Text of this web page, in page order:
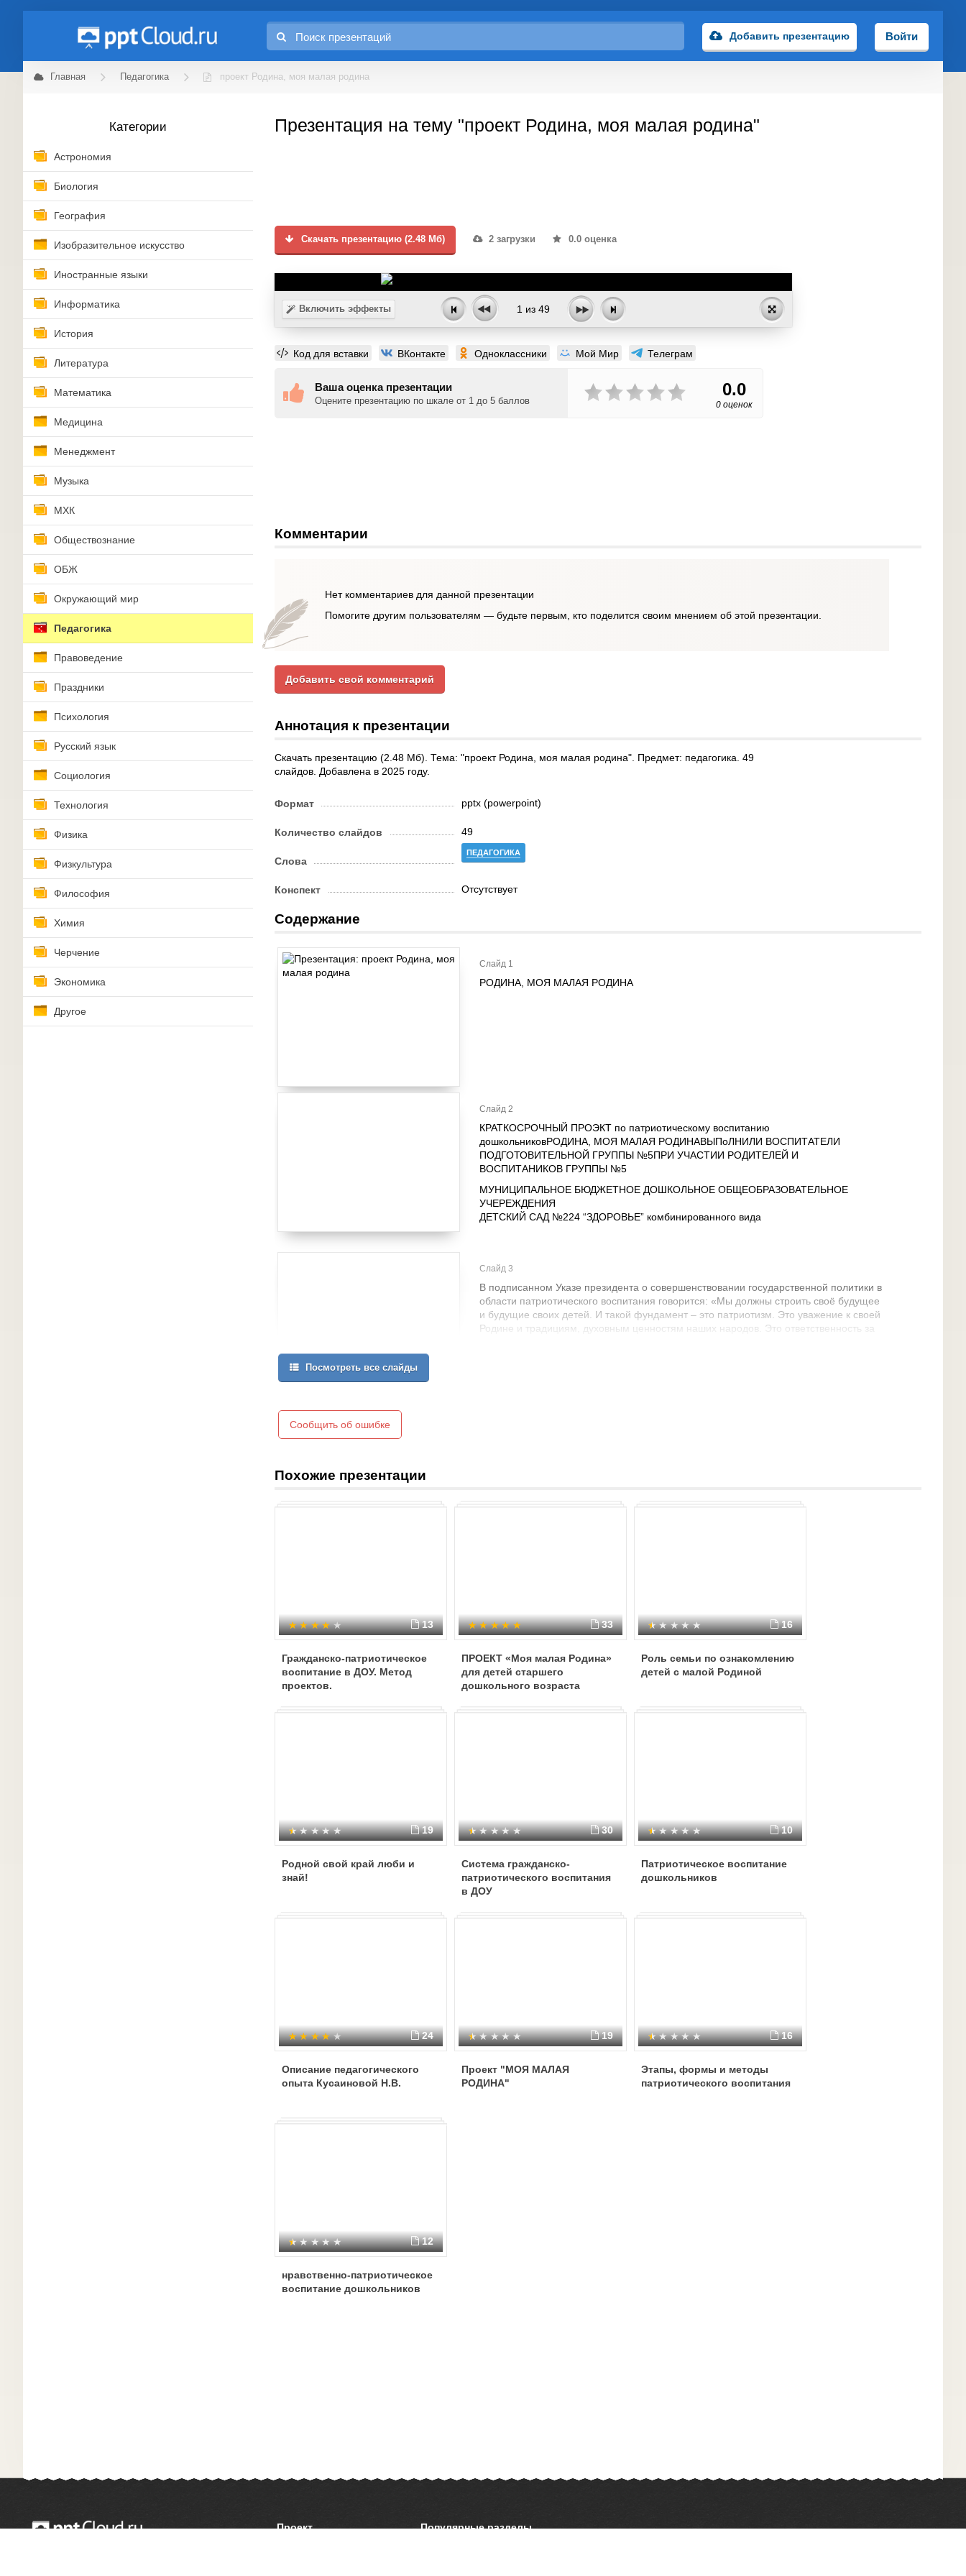
Добавить презентацию Войти
Главная Педагогика проект Родина, моя малая родина
Категории
Астрономия
Биология
География
Изобразительное искусство
Иностранные языки
Информатика
История
Литература
Математика
Медицина
Менеджмент
Музыка
МХК
Обществознание
ОБЖ
Окружающий мир
Педагогика
Правоведение
Праздники
Психология
Русский язык
Социология
Технология
Физика
Физкультура
Философия
Химия
Черчение
Экономика
Другое
Презентация на тему "проект Родина, моя малая родина"
Скачать презентацию (2.48 Мб) 2 загрузки 0.0 оценка
Включить эффекты 1 из 49
Код для вставки ВКонтакте Одноклассники Мой Мир Телеграм
Ваша оценка презентации
Оцените презентацию по шкале от 1 до 5 баллов
0.0
0 оценок
Комментарии
Нет комментариев для данной презентации
Помогите другим пользователям — будьте первым, кто поделится своим мнением об этой презентации.
Добавить свой комментарий
Аннотация к презентации
Скачать презентацию (2.48 Мб). Тема: "проект Родина, моя малая родина". Предмет: педагогика. 49
слайдов. Добавлена в 2025 году.
Формат pptx (powerpoint)
Количество слайдов 49
Слова
ПЕДАГОГИКА
Конспект Отсутствует
Содержание
Слайд 1
РОДИНА, МОЯ МАЛАЯ РОДИНА
Слайд 2
КРАТКОСРОЧНЫЙ ПРОЭКТ по патриотическому воспитанию
дошкольниковРОДИНА, МОЯ МАЛАЯ РОДИНАВЫПоЛНИЛИ ВОСПИТАТЕЛИ
ПОДГОТОВИТЕЛЬНОЙ ГРУППЫ №5ПРИ УЧАСТИИ РОДИТЕЛЕЙ И
ВОСПИТАНИКОВ ГРУППЫ №5
МУНИЦИПАЛЬНОЕ БЮДЖЕТНОЕ ДОШКОЛЬНОЕ ОБЩЕОБРАЗОВАТЕЛЬНОЕ
УЧЕРЕЖДЕНИЯ
ДЕТСКИЙ САД №224 “ЗДОРОВЬЕ” комбинированного вида
Слайд 3
В подписанном Указе президента о совершенствовании государственной политики в
области патриотического воспитания говорится: «Мы должны строить своё будущее
и будущие своих детей. И такой фундамент – это патриотизм. Это уважение к своей
Родине и традициям, духовным ценностям наших народов. Это ответственность за
Посмотреть все слайды
Сообщить об ошибке
Похожие презентации
13
Гражданско-патриотическое
воспитание в ДОУ. Метод
проектов.
33
ПРОЕКТ «Моя малая Родина»
для детей старшего
дошкольного возраста
16
Роль семьи по ознакомлению
детей с малой Родиной
19
Родной свой край люби и
знай!
30
Система гражданско-
патриотического воспитания
в ДОУ
10
Патриотическое воспитание
дошкольников
24
Описание педагогического
опыта Кусаиновой Н.В.
19
Проект "МОЯ МАЛАЯ
РОДИНА"
16
Этапы, формы и методы
патриотического воспитания
12
нравственно-патриотическое
воспитание дошкольников
Проект
Популярные разделы